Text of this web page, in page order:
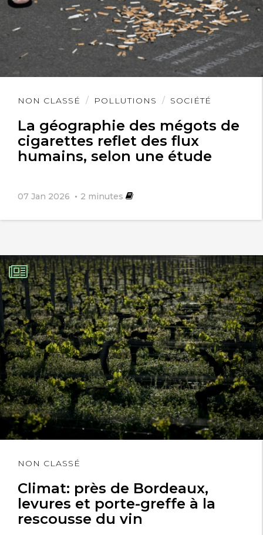
NON CLASSÉ POLLUTIONS SOCIÉTÉ
La géographie des mégots de
cigarettes reflet des flux
humains, selon une étude
07 Jan 2026 2 minutes
Lire
NON CLASSÉ
Climat: près de Bordeaux,
levures et porte-greffe à la
rescousse du vin
Lire